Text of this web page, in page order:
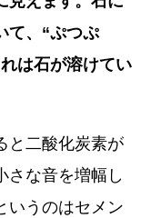
て、“ぷつぷ
は石が溶けてい
と二酸化炭素が
さな音を増幅し
いうのはセメン